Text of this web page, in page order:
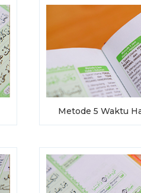
Metode 5 Waktu